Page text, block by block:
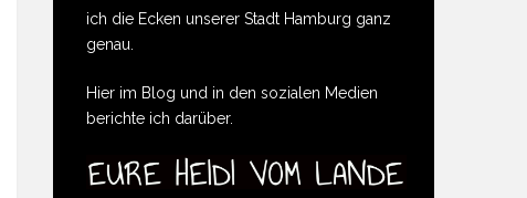
ich die Ecken unserer Stadt Hamburg ganz
genau.
Hier im Blog und in den sozialen Medien
berichte ich darüber.